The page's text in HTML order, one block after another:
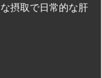
摂取で日常的な肝